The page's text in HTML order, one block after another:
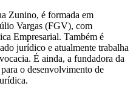
Zunino, é formada em
Vargas (FGV), com
Empresarial. Também é
jurídico e atualmente trabalha
É ainda, a fundadora da
o desenvolvimento de